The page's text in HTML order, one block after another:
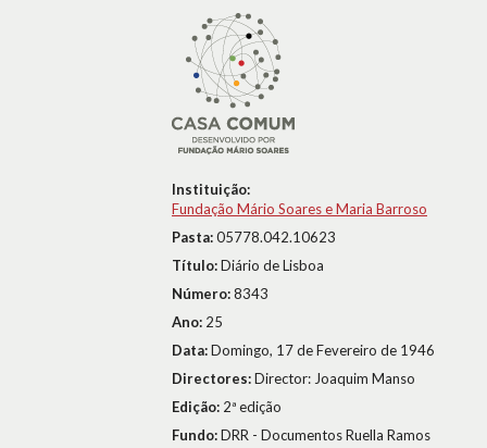
Instituição:
Fundação Mário Soares e Maria Barroso
Pasta:05778.042.10623
Título:Diário de Lisboa
Número:8343
Ano: 25
Data:Domingo, 17 de Fevereiro de 1946
Directores:Director: Joaquim Manso
Edição: 2ª edição
Fundo:DRR - Documentos Ruella Ramos